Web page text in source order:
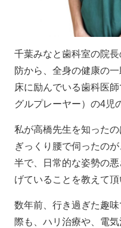
千葉みなと歯科室の院
防から、全身の健康の
床に励んでいる歯科医
グルプレーヤー）の4児
私が高橋先生を知った
ぎっくり腰で伺ったの
半で、日常的な姿勢の
げていることを教えて
数年前、行き過ぎた趣
際も、ハリ治療や、電